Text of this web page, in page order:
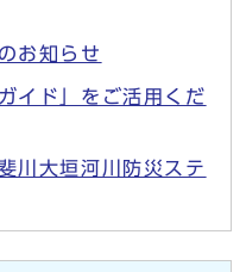
お知らせ
イド」をご活用くだ
川大垣河川防災ステ